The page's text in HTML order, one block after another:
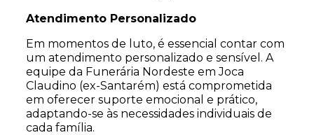
Atendimento Personalizado
Em momentos de luto, é essencial contar com
um atendimento personalizado e sensível. A
equipe da Funerária Nordeste em Joca
Claudino (ex-Santarém) está comprometida
em oferecer suporte emocional e prático,
adaptando-se às necessidades individuais de
cada família.